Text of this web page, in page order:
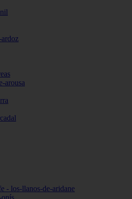
arousa
- los-llanos-de-aridane
onís